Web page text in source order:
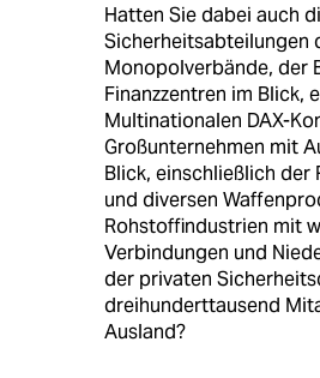
Hatten Sie dabei auch
Sicherheitsabteilungen
Monopolverbände, der
Finanzzentren im Blick,
Multinationalen DAX-
Großunternehmen mit
Blick, einschließlich der
und diversen
Rohstoffindustrien mit
Verbindungen und
der privaten
dreihunderttausend
Ausland?